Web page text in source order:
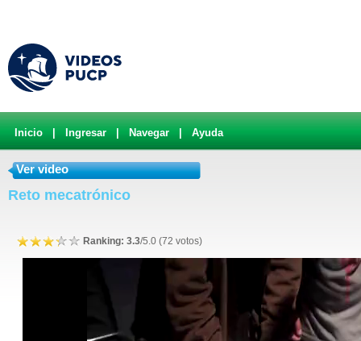
Inicio Ingresar Navegar Ayuda
Ver video
Reto mecatrónico
Ranking: 3.3/5.0 (72 votos)